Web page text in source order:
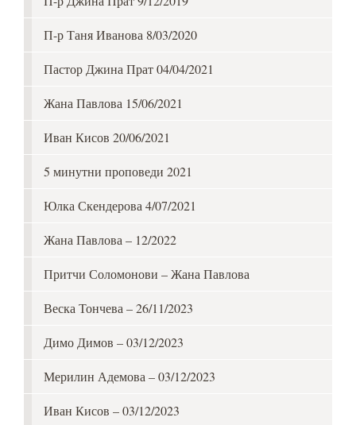
П-р Таня Иванова 8/03/2020
Пастор Джина Прат 04/04/2021
Жана Павлова 15/06/2021
Иван Кисов 20/06/2021
5 минутни проповеди 2021
Юлка Скендерова 4/07/2021
Жана Павлова – 12/2022
Притчи Соломонови – Жана Павлова
Веска Тончева – 26/11/2023
Димо Димов – 03/12/2023
Мерилин Адемова – 03/12/2023
Иван Кисов – 03/12/2023